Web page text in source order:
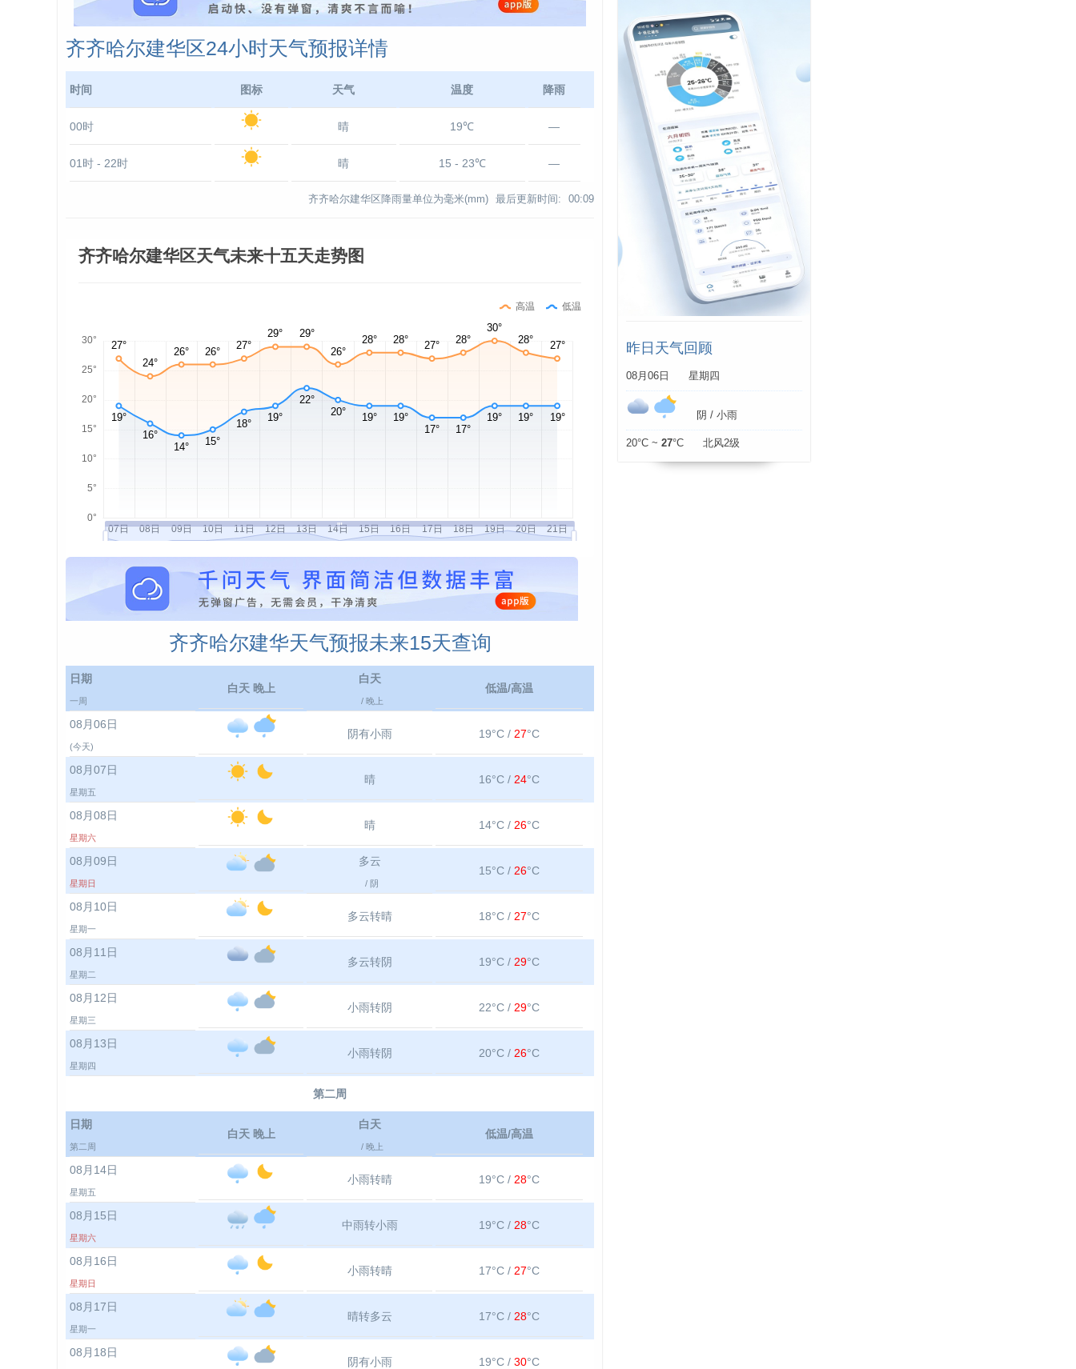
齐齐哈尔建华区24小时天气预报详情
时间 图标 天气 温度 降雨
00时 晴 19℃ —
01时 - 22时 晴 15 - 23℃ —
齐齐哈尔建华区降雨量单位为毫米(mm) 最后更新时间: 00:09
齐齐哈尔建华区天气未来十五天走势图
高温 低温
齐齐哈尔建华天气预报未来15天查询
日期
一周
白天 晚上
白天
/ 晚上
低温/高温
08月06日
(今天)
阴有小雨 19°C / 27°C
08月07日
星期五
晴 16°C / 24°C
08月08日
星期六
晴 14°C / 26°C
08月09日
星期日
多云
/ 阴
15°C / 26°C
08月10日
星期一
多云转晴 18°C / 27°C
08月11日
星期二
多云转阴 19°C / 29°C
08月12日
星期三
小雨转阴 22°C / 29°C
08月13日
星期四
小雨转阴 20°C / 26°C
第二周
日期
第二周
白天 晚上
白天
/ 晚上
低温/高温
08月14日
星期五
小雨转晴 19°C / 28°C
08月15日
星期六
中雨转小雨 19°C / 28°C
08月16日
星期日
小雨转晴 17°C / 27°C
08月17日
星期一
晴转多云 17°C / 28°C
08月18日
阴有小雨 19°C /30°C
昨日天气回顾
08月06日 星期四
阴 / 小雨
20°C ~ 27°C 北风2级